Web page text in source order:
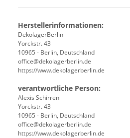
Herstellerinformationen:
DekolagerBerlin
Yorckstr. 43
10965 - Berlin, Deutschland
office@dekolagerberlin.de
https://www.dekolagerberlin.de
verantwortliche Person:
Alexis Schirren
Yorckstr. 43
10965 - Berlin, Deutschland
office@dekolagerberlin.de
https://www.dekolagerberlin.de